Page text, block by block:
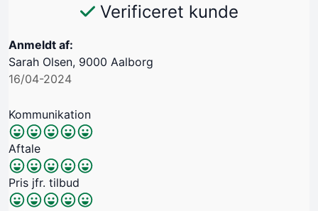
Verificeret kunde
Anmeldt af:
Sarah Olsen, 9000 Aalborg
16/04-2024
Kommunikation
Aftale
Pris jfr. tilbud